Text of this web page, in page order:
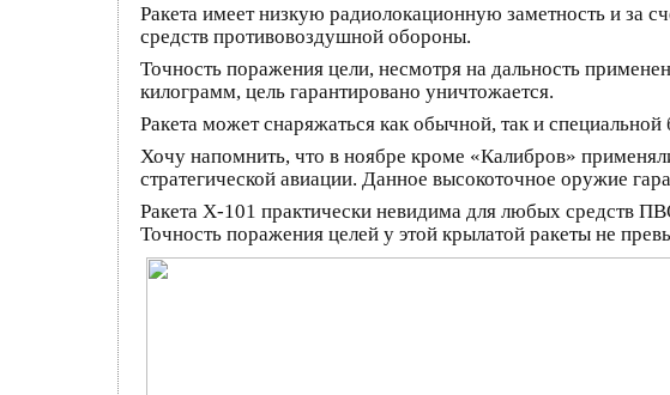
Ракета имеет низкую радиолокационную заметность и за
средств противовоздушной обороны.
Точность поражения цели, несмотря на дальность
килограмм, цель гарантировано уничтожается.
Ракета может снаряжаться как обычной, так и
Хочу напомнить, что в ноябре кроме «Калибров»
стратегической авиации. Данное высокоточное оружие
Ракета Х-101 практически невидима для любых средств
Точность поражения целей у этой крылатой ракеты не